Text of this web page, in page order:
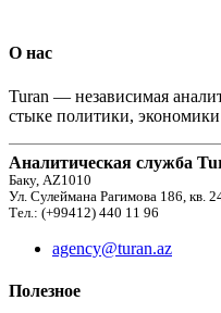
О нас
Turan — независимая
стыке политики,
Аналитическая служба
Баку, AZ1010
Ул. Сулеймана Рагимова 186, кв.
Тел.: (+99412) 440 11 96
agency@turan.az
Полезное